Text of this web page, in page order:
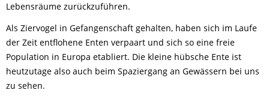
Lebensräume zurückzuführen.
Als Ziervogel in Gefangenschaft gehalten, haben sich im Laufe
der Zeit entflohene Enten verpaart und sich so eine freie
Population in Europa etabliert. Die kleine hübsche Ente ist
heutzutage also auch beim Spaziergang an Gewässern bei uns
zu sehen.